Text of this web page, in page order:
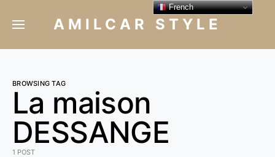
AMILCAR STYLE
BROWSING TAG
La maison
DESSANGE
1 POST
French